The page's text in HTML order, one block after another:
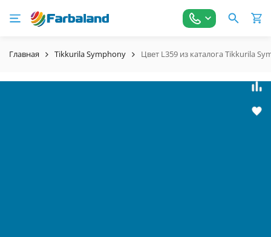
Главная Tikkurila Symphony Цвет L359 из каталога Tikkurila